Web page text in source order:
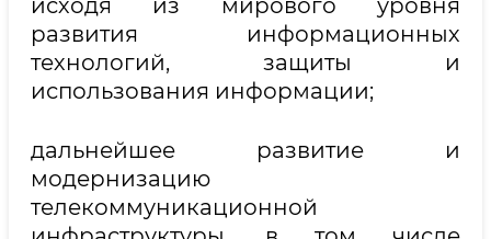
исходя из мирового уровня
развития информационных
технологий, защиты и
использования информации;
дальнейшее развитие и
модернизацию
телекоммуникационной